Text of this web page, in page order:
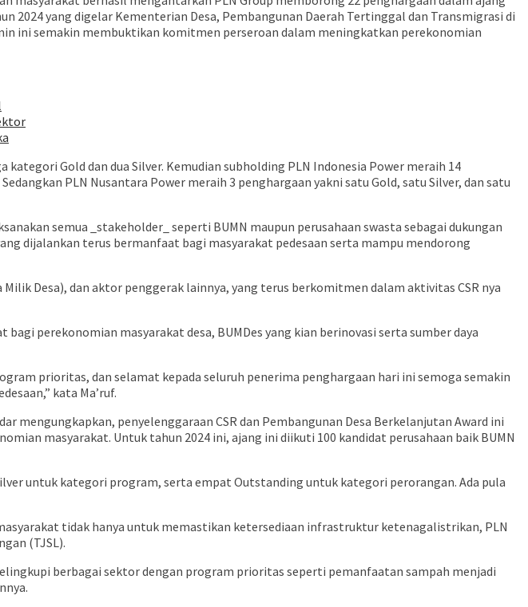
2024 yang digelar Kementerian Desa, Pembangunan Daerah Tertinggal dan Transmigrasi di
ini semakin membuktikan komitmen perseroan dalam meningkatkan perekonomian
Gold dan dua Silver. Kemudian subholding PLN Indonesia Power meraih 14
PLN Nusantara Power meraih 3 penghargaan yakni satu Gold, satu Silver, dan satu
semua _stakeholder_ seperti BUMN maupun perusahaan swasta sebagai dukungan
dijalankan terus bermanfaat bagi masyarakat pedesaan serta mampu mendorong
Milik Desa), dan aktor penggerak lainnya, yang terus berkomitmen dalam aktivitas CSR nya
perekonomian masyarakat desa, BUMDes yang kian berinovasi serta sumber daya
prioritas, dan selamat kepada seluruh penerima penghargaan hari ini semoga semakin
kata Ma’ruf.
mengungkapkan, penyelenggaraan CSR dan Pembangunan Desa Berkelanjutan Award ini
masyarakat. Untuk tahun 2024 ini, ajang ini diikuti 100 kandidat perusahaan baik BUMN
untuk kategori program, serta empat Outstanding untuk kategori perorangan. Ada pula
tidak hanya untuk memastikan ketersediaan infrastruktur ketenagalistrikan, PLN
(TJSL).
berbagai sektor dengan program prioritas seperti pemanfaatan sampah menjadi